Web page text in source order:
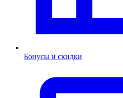
Бонусы и скидки